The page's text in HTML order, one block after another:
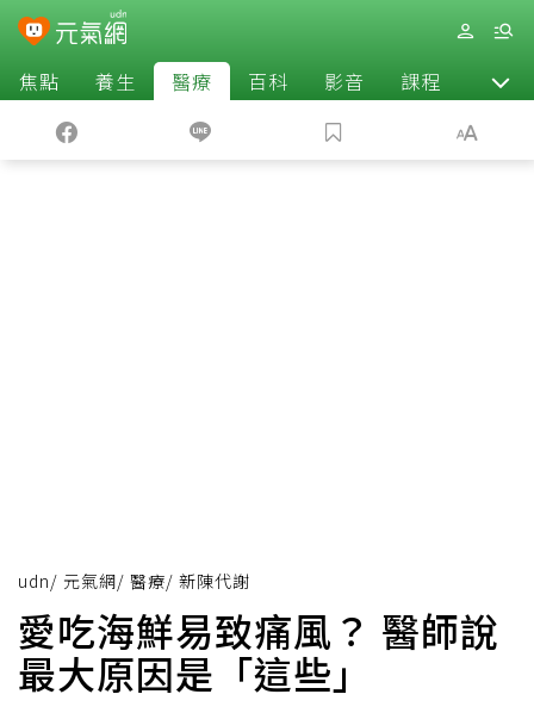
焦點 養生 醫療 百科 影音 課程 退休
udn/ 元氣網/ 醫療/ 新陳代謝
愛吃海鮮易致痛風？ 醫師說
最大原因是「這些」